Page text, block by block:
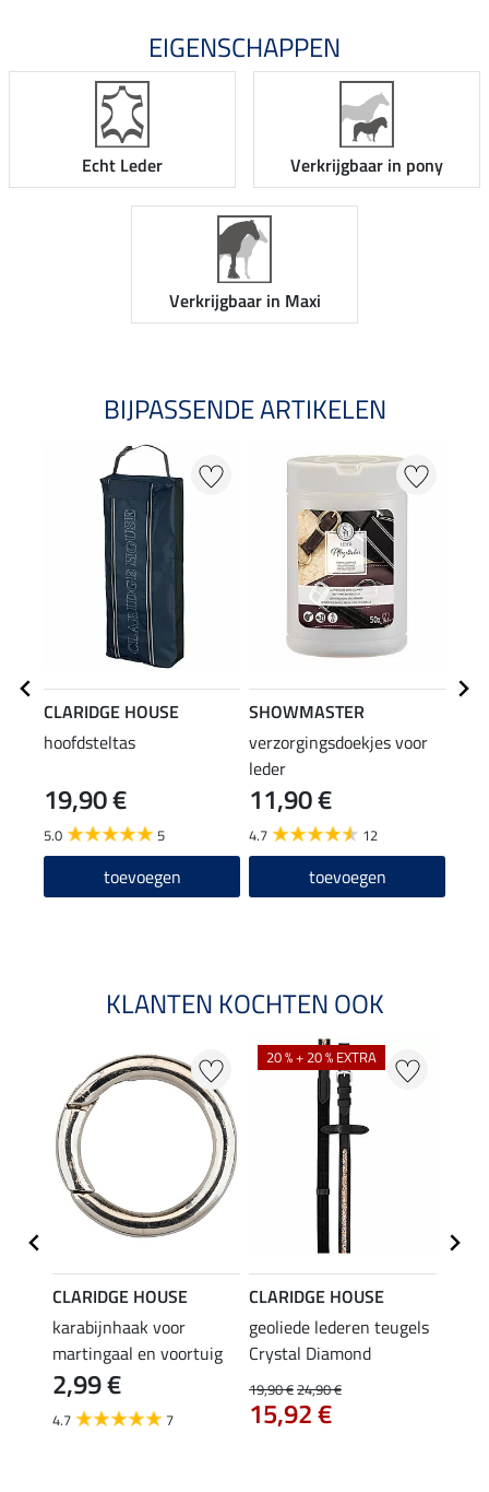
EIGENSCHAPPEN
Echt Leder Verkrijgbaar in pony
Verkrijgbaar in Maxi
BIJPASSENDE ARTIKELEN
CLARIDGE HOUSE
hoofdsteltas
19,90 €
5.0 5
toevoegen
SHOWMASTER
verzorgingsdoekjes voor
leder
11,90 €
4.7 12
toevoegen
KLANTEN KOCHTEN OOK
CLARIDGE HOUSE
karabijnhaak voor
martingaal en voortuig
2,99 €
4.7 7
20 % + 20 % EXTRA
CLARIDGE HOUSE
geoliede lederen teugels
Crystal Diamond
19,90 €24,90 €
15,92 €